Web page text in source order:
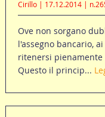
Cirillo | 17.12.2014 |
Ove non sorgano
l'assegno bancario,
ritenersi
Questo il princip...